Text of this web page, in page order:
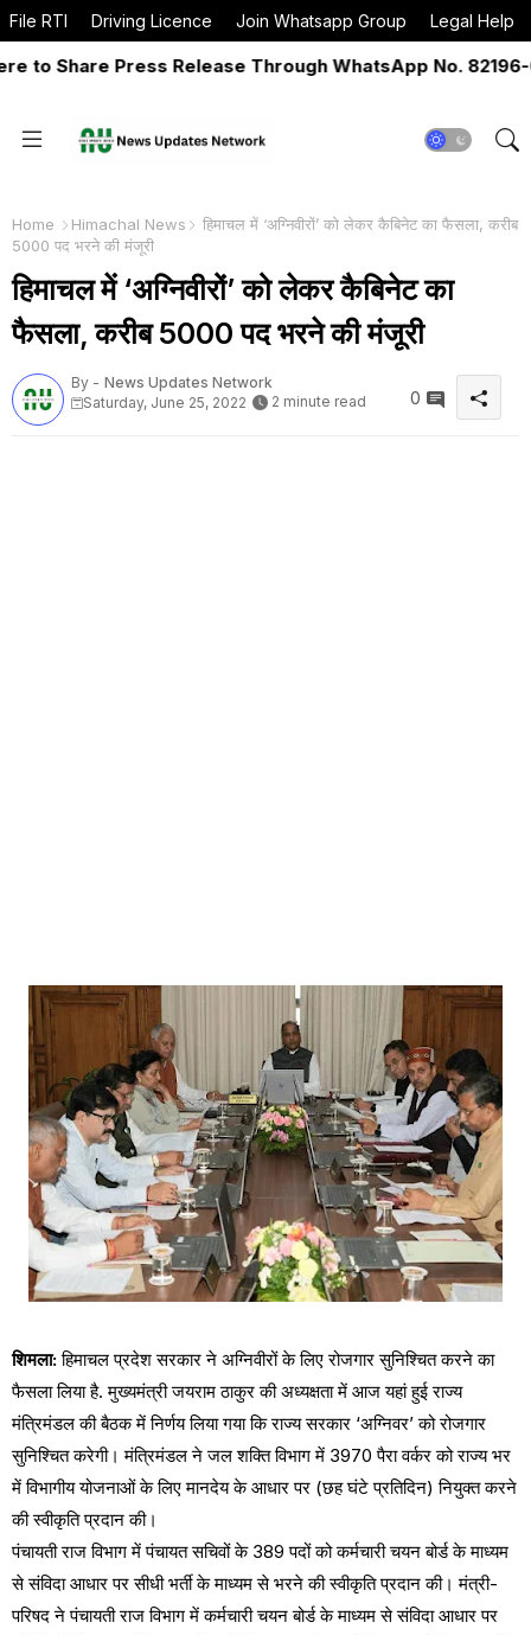
File RTI Driving Licence Join Whatsapp Group Legal Help
Press Release Through WhatsApp No. 82196-
Home Himachal News
हिमाचल में ‘अग्निवीरों’ को लेकर कैबिनेट का फैसला, करीब
5000 पद भरने की मंजूरी
हिमाचल में ‘अग्निवीरों’ को लेकर कैबिनेट का
फैसला, करीब 5000 पद भरने की मंजूरी
By - News Updates Network
Saturday, June 25, 2022
2 minute read 0
शिमला:हिमाचल प्रदेश सरकार ने अग्निवीरों के लिए रोजगार सुनिश्चित करने का
फैसला लिया है. मुख्यमंत्री जयराम ठाकुर की अध्यक्षता में आज यहां हुई राज्य
मंत्रिमंडल की बैठक में निर्णय लिया गया कि राज्य सरकार ‘अग्निवर’ को रोजगार
सुनिश्चित करेगी। मंत्रिमंडल ने जल शक्ति विभाग में 3970 पैरा वर्कर को राज्य भर
में विभागीय योजनाओं के लिए मानदेय के आधार पर (छह घंटे प्रतिदिन) नियुक्त करने
की स्वीकृति प्रदान की।
पंचायती राज विभाग में पंचायत सचिवों के 389 पदों को कर्मचारी चयन बोर्ड के माध्यम
से संविदा आधार पर सीधी भर्ती के माध्यम से भरने की स्वीकृति प्रदान की। मंत्री-
परिषद ने पंचायती राज विभाग में कर्मचारी चयन बोर्ड के माध्यम से संविदा आधार पर